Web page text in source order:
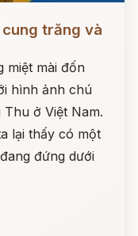
trăng và
miệt mài đốn
hình ảnh chú
ở Việt Nam.
lại thấy có một
đứng dưới